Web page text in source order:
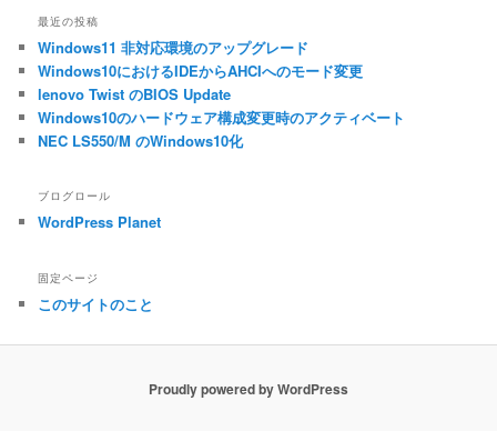
最近の投稿
Windows11 非対応環境のアップグレード
Windows10におけるIDEからAHCIへのモード変更
lenovo Twist のBIOS Update
Windows10のハードウェア構成変更時のアクティベート
NEC LS550/M のWindows10化
ブログロール
WordPress Planet
固定ページ
このサイトのこと
Proudly powered by WordPress